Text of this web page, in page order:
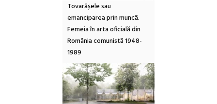
Tovarășele sau
emanciparea prin muncă.
Femeia în arta oficială din
România comunistă 1948-
1989